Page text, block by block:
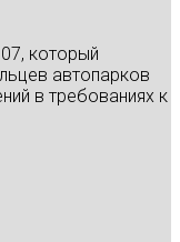
который
автопарков
в требованиях к